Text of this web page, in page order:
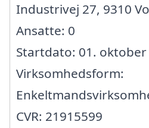
Industrivej 27, 9310
Ansatte: 0
Startdato: 01. oktober
Virksomhedsform:
CVR: 21915599